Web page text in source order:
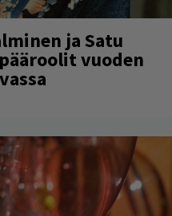
ja Satu
vuoden